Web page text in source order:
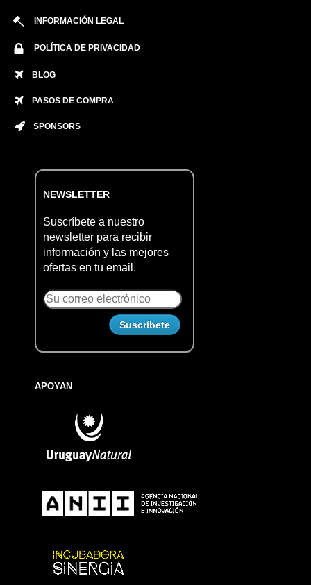
INFORMACIÓN LEGAL
POLÍTICA DE PRIVACIDAD
BLOG
PASOS DE COMPRA
SPONSORS
NEWSLETTER
Suscríbete a nuestro
newsletter para recibir
información y las mejores
ofertas en tu email.
APOYAN